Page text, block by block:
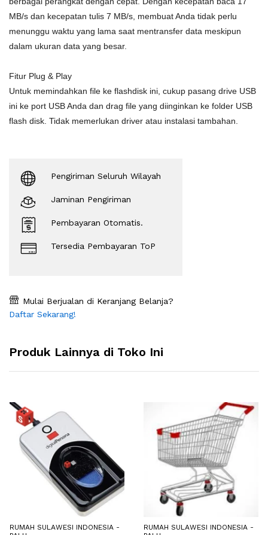
MB/s dan kecepatan tulis 7 MB/s, membuat Anda tidak perlu
menunggu waktu yang lama saat mentransfer data meskipun
dalam ukuran data yang besar.
Fitur Plug & Play
Untuk memindahkan file ke flashdisk ini, cukup pasang drive USB
ini ke port USB Anda dan drag file yang diinginkan ke folder USB
flash disk. Tidak memerlukan driver atau instalasi tambahan.
Pengiriman Seluruh Wilayah
Jaminan Pengiriman
Pembayaran Otomatis.
Tersedia Pembayaran ToP
Mulai Berjualan di Keranjang Belanja?
Daftar Sekarang!
Produk Lainnya di Toko Ini
RUMAH SULAWESI INDONESIA -
RUMAH SULAWESI INDONESIA -